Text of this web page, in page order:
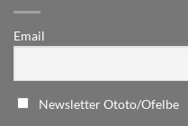
Email
Newsletter Ototo/Ofelbe